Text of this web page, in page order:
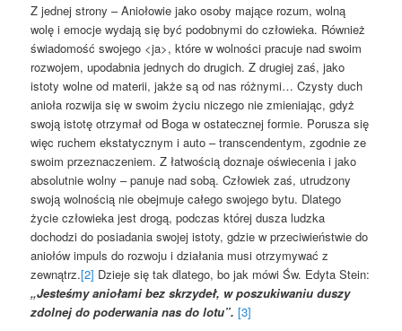
Z jednej strony – Aniołowie jako osoby mające rozum, wolną
wolę i emocje wydają się być podobnymi do człowieka. Również
świadomość swojego <ja>, które w wolności pracuje nad swoim
rozwojem, upodabnia jednych do drugich. Z drugiej zaś, jako
istoty wolne od materii, jakże są od nas różnymi… Czysty duch
anioła rozwija się w swoim życiu niczego nie zmieniając, gdyż
swoją istotę otrzymał od Boga w ostatecznej formie. Porusza się
więc ruchem ekstatycznym i auto – transcendentym, zgodnie ze
swoim przeznaczeniem. Z łatwością doznaje oświecenia i jako
absolutnie wolny – panuje nad sobą. Człowiek zaś, utrudzony
swoją wolnością nie obejmuje całego swojego bytu. Dlatego
życie człowieka jest drogą, podczas której dusza ludzka
dochodzi do posiadania swojej istoty, gdzie w przeciwieństwie do
aniołów impuls do rozwoju i działania musi otrzymywać z
zewnątrz.[2] Dzieje się tak dlatego, bo jak mówi Św. Edyta Stein:
„Jesteśmy aniołami bez skrzydeł, w poszukiwaniu duszy
zdolnej do poderwania nas do lotu”. [3]